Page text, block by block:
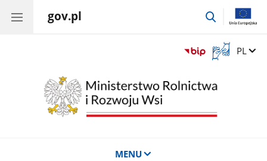
gov.pl
przejdź
Otwórz
okno
tłumaczem
migowego
Zmień
PL
MENU